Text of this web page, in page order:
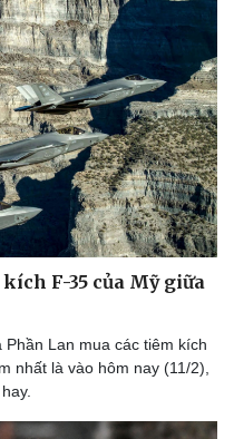
Xe máy
Tư vấn
F-35 của Mỹ giữa
Lan mua các tiêm kích
nhất là vào hôm nay (11/2),